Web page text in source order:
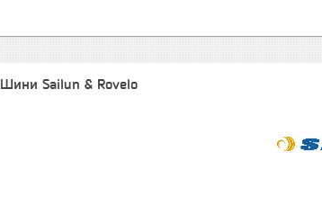
Шини Sailun & Rovelo